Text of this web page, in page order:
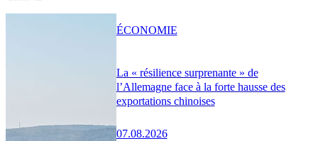
La « résilience surprenante » de
l’Allemagne face à la forte hausse des
exportations chinoises
07.08.2026
ÉCONOMIE